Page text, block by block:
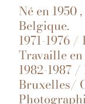
Né en 1950
Belgique.
1971-1976
Travaille
1982-1987
Bruxelles/